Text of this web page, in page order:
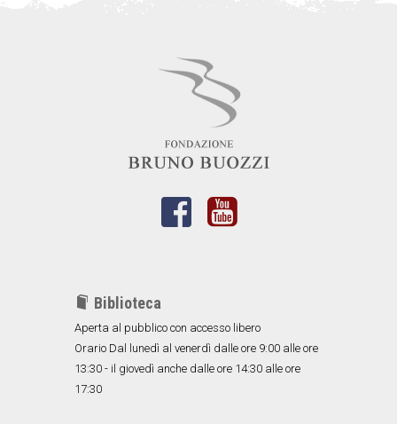
Biblioteca
Aperta al pubblico con accesso libero
Orario Dal lunedì al venerdì dalle ore 9:00 alle ore
13:30 - il giovedì anche dalle ore 14:30 alle ore
17:30